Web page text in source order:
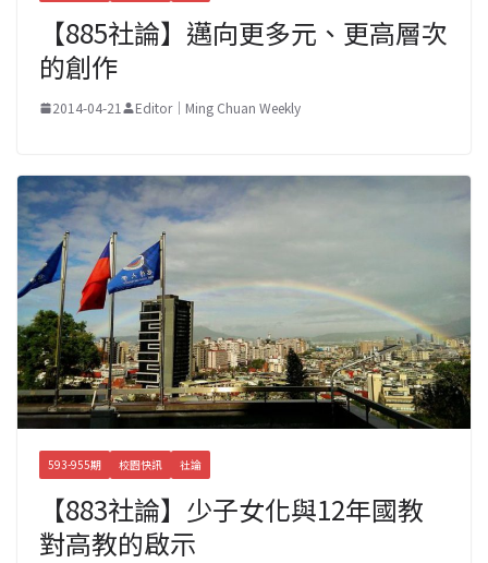
【885社論】邁向更多元、更高層次
的創作
2014-04-21 Editor｜Ming Chuan Weekly
593-955期 校園快訊 社論
【883社論】少子女化與12年國教
對高教的啟示